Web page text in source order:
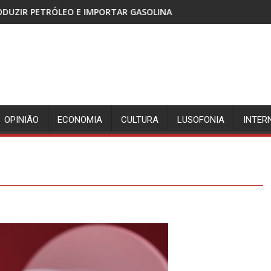
E IMPORTAR GASOLINA CABINDA, TERRITÓRIO
OPINIÃO ECONOMIA CULTURA LUSOFONIA